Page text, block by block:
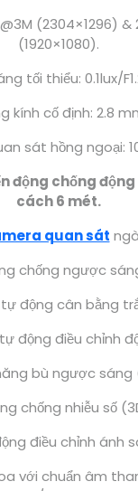
(2304×1296)
(1920×1080).
tối thiểu: 0.1lux/
kính cố định: 2.8
sát hồng ngoại:
động chống động
cách 6 mét.
quan sát
chống ngược
động cân bằng
động điều chỉnh
bù ngược sáng
chống nhiễu số
điều chỉnh ánh
với chuẩn âm